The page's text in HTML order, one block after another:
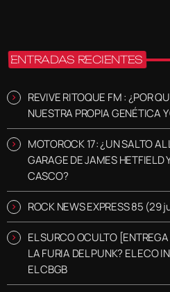
ENTRADAS RECIENTES
REVIVE RITOQUE FM : ¿POR
NUESTRA PROPIA GENÉTICA
MOTOROCK 17: ¿UN SALTO
GARAGE DE JAMES HETFIELD
CASCO?
ROCK NEWS EXPRESS 85 (29
EL SURCO OCULTO
LA FURIA DEL PUNK? EL ECO
EL CBGB